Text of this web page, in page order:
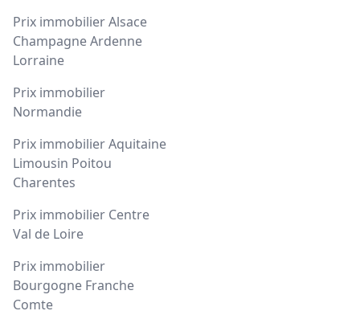
Prix immobilier Alsace
Champagne Ardenne
Lorraine
Prix immobilier
Normandie
Prix immobilier Aquitaine
Limousin Poitou
Charentes
Prix immobilier Centre
Val de Loire
Prix immobilier
Bourgogne Franche
Comte